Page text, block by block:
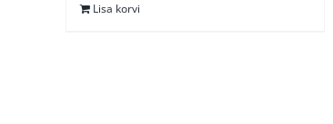
Lisa korvi